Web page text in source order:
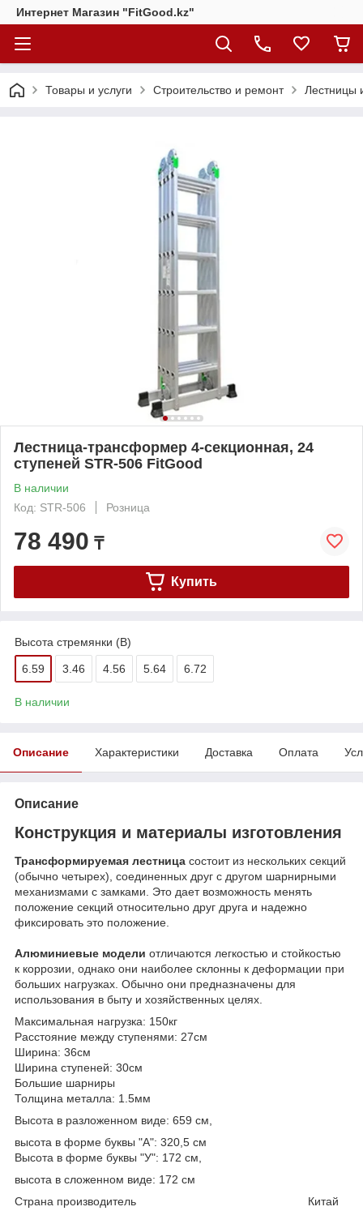
Интернет Магазин "FitGood.kz"
Товары и услуги Строительство и ремонт Лестницы
Лестница-трансформер 4-секционная, 24
ступеней STR-506 FitGood
В наличии
Код: STR-506
Розница
78 490 ₸
Купить
Высота стремянки (В)
6.59 3.46 4.56 5.64 6.72
В наличии
Описание Характеристики Доставка Оплата
Описание
Конструкция и материалы изготовления
Трансформируемая лестница состоит из нескольких секций
(обычно четырех), соединенных друг с другом шарнирными
механизмами с замками. Это дает возможность менять
положение секций относительно друг друга и надежно
фиксировать это положение.
Алюминиевые модели отличаются легкостью и стойкостью
к коррозии, однако они наиболее склонны к деформации при
больших нагрузках. Обычно они предназначены для
использования в быту и хозяйственных целях.
Максимальная нагрузка: 150кг
Расстояние между ступенями: 27см
Ширина: 36см
Ширина ступеней: 30см
Большие шарниры
Толщина металла: 1.5мм
Высота в разложенном виде: 659 см,
высота в форме буквы "А": 320,5 см
Высота в форме буквы "У": 172 см,
высота в сложенном виде: 172 см
Страна производитель Китай